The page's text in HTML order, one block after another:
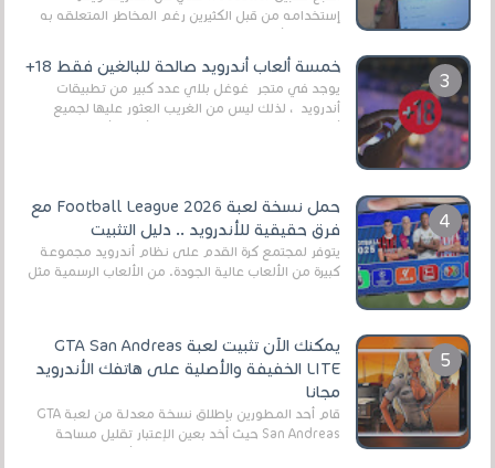
إستخدامه من قبل الكثيرين رغم المخاطر المتعلقه به
خمسة ألعاب أندرويد صالحة للبالغين فقط 18+
يوجد في متجر غوغل بلاي عدد كبير من تطبيقات
أندرويد ، لذلك ليس من الغريب العثور عليها لجميع
حمل نسخة لعبة Football League 2026 مع
فرق حقيقية للأندرويد .. دليل التثبيت
يتوفر لمجتمع كرة القدم على نظام أندرويد مجموعة
كبيرة من الألعاب عالية الجودة. من الألعاب الرسمية مثل
يمكنك الآن تثبيت لعبة GTA San Andreas
LITE الخفيفة والأصلية على هاتفك الأندرويد
مجانا
قام أحد المطورين بإطلاق نسخة معدلة من لعبة GTA
San Andreas حيث أخد بعين الإعتبار تقليل مساحة